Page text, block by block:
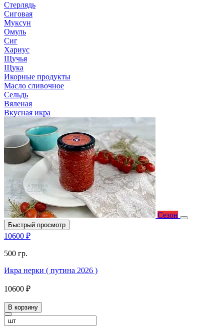
Стерлядь
Сиговая
Муксун
Омуль
Сиг
Хариус
Щучья
Щука
Икорные продукты
Масло сливочное
Сельдь
Вяленая
Вкусная икра
Сезон
Быстрый просмотр
10600 ₽
500 гр.
Икра нерки ( путина 2026 )
10600 ₽
В корзину